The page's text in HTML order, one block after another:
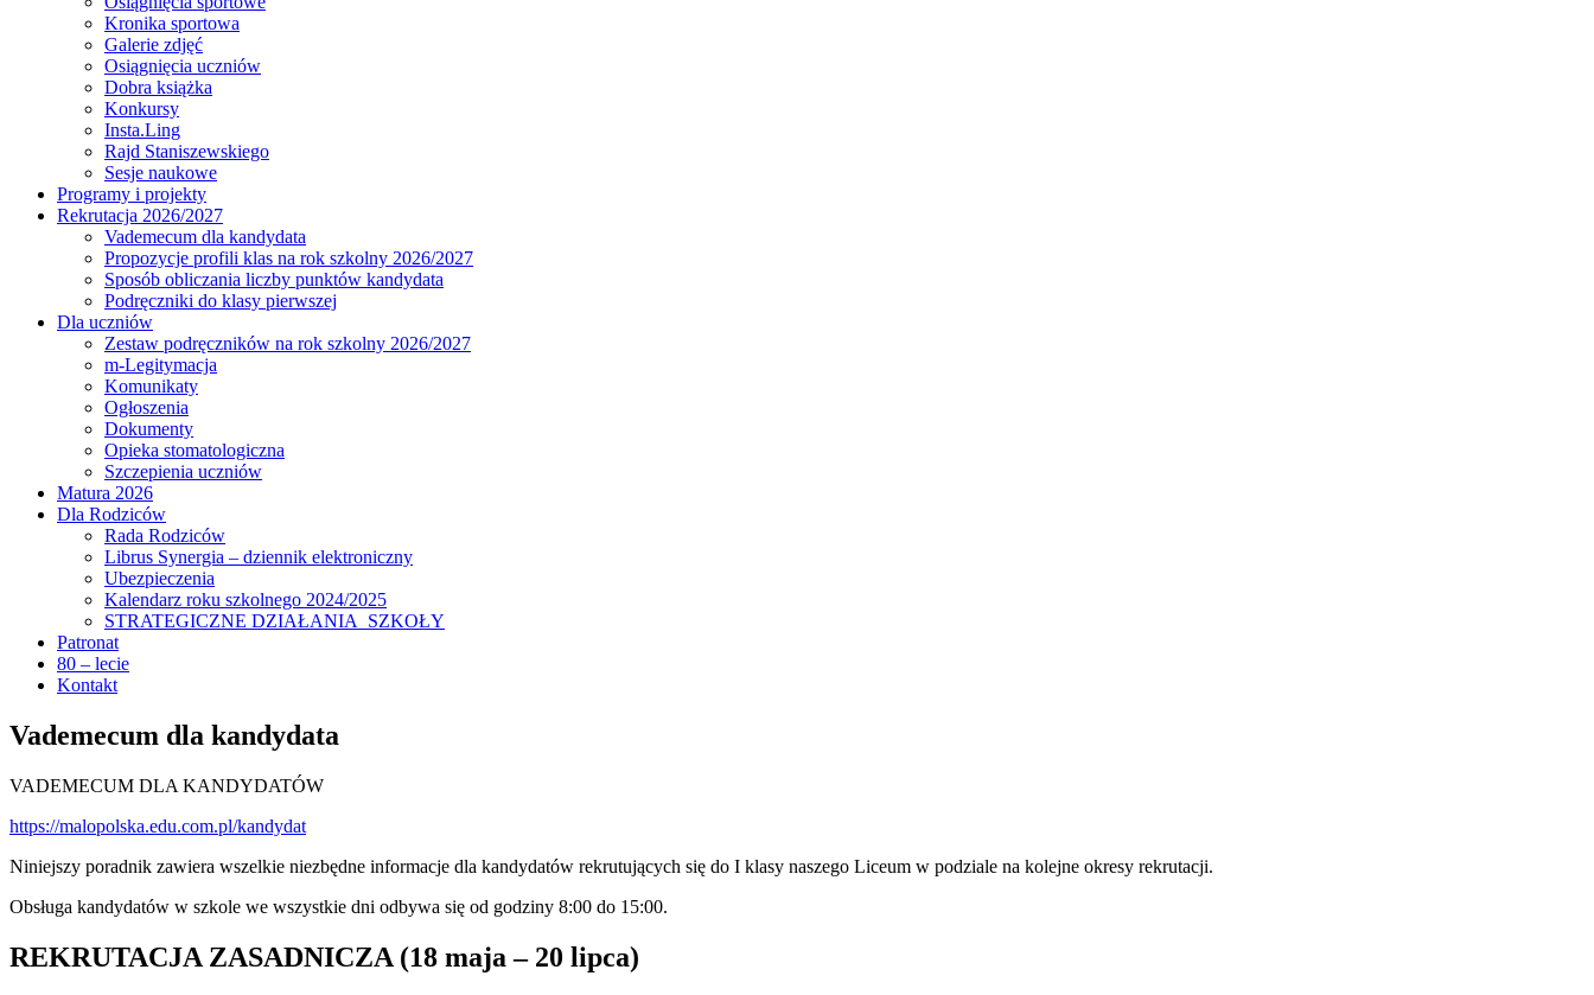
Kronika sportowa
Galerie zdjęć
Osiągnięcia uczniów
Dobra książka
Konkursy
Insta.Ling
Rajd Staniszewskiego
Sesje naukowe
Programy i projekty
Rekrutacja 2026/2027
Vademecum dla kandydata
Propozycje profili klas na rok szkolny 2026/2027
Sposób obliczania liczby punktów kandydata
Podręczniki do klasy pierwszej
Dla uczniów
Zestaw podręczników na rok szkolny 2026/2027
m-Legitymacja
Komunikaty
Ogłoszenia
Dokumenty
Opieka stomatologiczna
Szczepienia uczniów
Matura 2026
Dla Rodziców
Rada Rodziców
Librus Synergia – dziennik elektroniczny
Ubezpieczenia
Kalendarz roku szkolnego 2024/2025
STRATEGICZNE DZIAŁANIA SZKOŁY
Patronat
80 – lecie
Kontakt
Vademecum dla kandydata
VADEMECUM DLA KANDYDATÓW
https://malopolska.edu.com.pl/kandydat
Niniejszy poradnik zawiera wszelkie niezbędne informacje dla kandydatów rekrutujących się do I klasy naszego Liceum w podziale na kolejne okresy rekrutacji.
Obsługa kandydatów w szkole we wszystkie dni odbywa się od godziny 8:00 do 15:00.
REKRUTACJA ZASADNICZA (18 maja – 20 lipca)